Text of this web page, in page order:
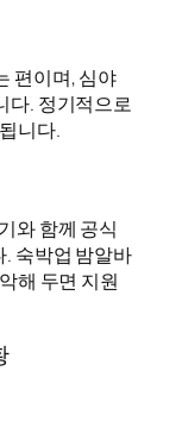
편이며, 심야
다. 정기적으로
니다.
와 함께 공식
숙박업 밤알바
해 두면 지원